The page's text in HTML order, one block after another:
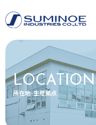
LOCATION
所在地·生産拠点